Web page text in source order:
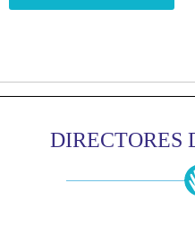
DIRECTORES